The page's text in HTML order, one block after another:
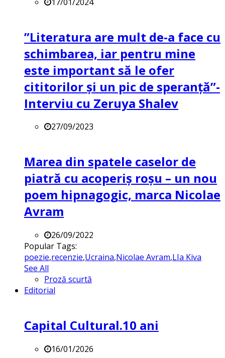
”Literatura are mult de-a face cu
schimbarea, iar pentru mine
este important să le ofer
cititorilor și un pic de speranță”-
Interviu cu Zeruya Shalev
27/09/2023
Marea din spatele caselor de
piatră cu acoperiș roșu – un nou
poem hipnagogic, marca Nicolae
Avram
26/09/2022
Popular Tags:
poezie,recenzie,Ucraina,Nicolae Avram,LIa Kiva
See All
Proză scurtă
Editorial
Capital Cultural.10 ani
16/01/2026